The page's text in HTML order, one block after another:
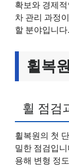
확보와 경제
차 관리 과정
할 분야입니다.
휠복
휠 점검
휠복원의 첫
밀한 점검입
용해 변형 정